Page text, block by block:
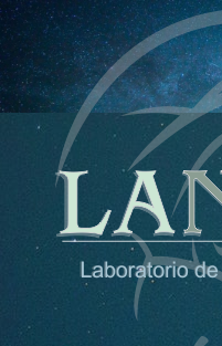
Ir
al
contenido